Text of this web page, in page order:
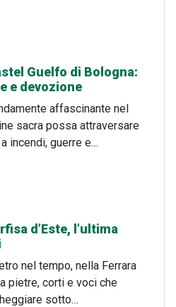
Guelfo di Bologna:
e devozione
affascinante nel
sacra possa attraversare
incendi, guerre e…
d’Este, l’ultima
nel tempo, nella Ferrara
pietre, corti e voci che
sotto…